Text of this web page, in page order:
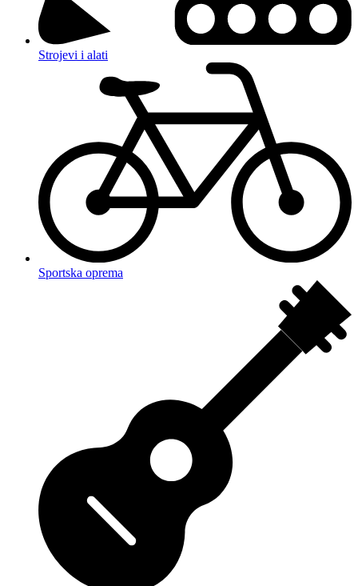
Strojevi i alati
Sportska oprema